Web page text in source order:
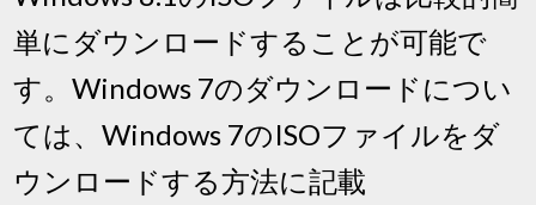
単にダウンロードすることが可能で
す。Windows 7のダウンロードについ
ては、Windows 7のISOファイルをダ
ウンロードする方法に記載